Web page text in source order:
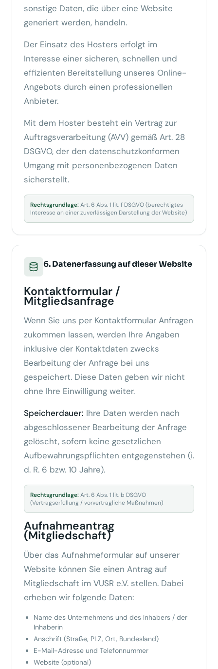
sonstige Daten, die über eine Website
generiert werden, handeln.
Der Einsatz des Hosters erfolgt im
Interesse einer sicheren, schnellen und
effizienten Bereitstellung unseres Online-
Angebots durch einen professionellen
Anbieter.
Mit dem Hoster besteht ein Vertrag zur
Auftragsverarbeitung (AVV) gemäß Art. 28
DSGVO, der den datenschutzkonformen
Umgang mit personenbezogenen Daten
sicherstellt.
Rechtsgrundlage:Art. 6 Abs. 1 lit. f DSGVO (berechtigtes
Interesse an einer zuverlässigen Darstellung der Website)
6. Datenerfassung auf dieser Website
Kontaktformular /
Mitgliedsanfrage
Wenn Sie uns per Kontaktformular Anfragen
zukommen lassen, werden Ihre Angaben
inklusive der Kontaktdaten zwecks
Bearbeitung der Anfrage bei uns
gespeichert. Diese Daten geben wir nicht
ohne Ihre Einwilligung weiter.
Speicherdauer: Ihre Daten werden nach
abgeschlossener Bearbeitung der Anfrage
gelöscht, sofern keine gesetzlichen
Aufbewahrungspflichten entgegenstehen (i.
d. R. 6 bzw. 10 Jahre).
Rechtsgrundlage:Art. 6 Abs. 1 lit. b DSGVO
(Vertragserfüllung / vorvertragliche Maßnahmen)
Aufnahmeantrag
(Mitgliedschaft)
Über das Aufnahmeformular auf unserer
Website können Sie einen Antrag auf
Mitgliedschaft im VUSR e.V. stellen. Dabei
erheben wir folgende Daten:
Name des Unternehmens und des Inhabers / der
Inhaberin
Anschrift (Straße, PLZ, Ort, Bundesland)
E-Mail-Adresse und Telefonnummer
Website (optional)